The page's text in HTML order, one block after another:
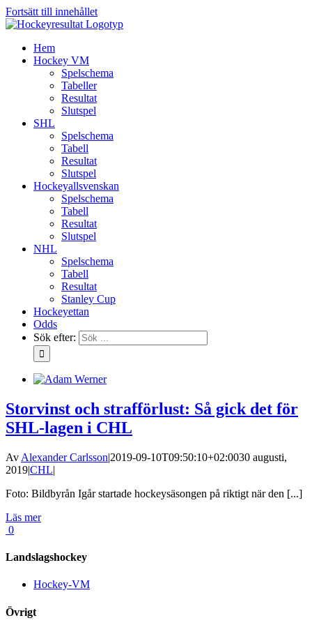
Fortsätt till innehållet
Hem
Hockey VM
Spelschema
Tabeller
Resultat
Slutspel
SHL
Spelschema
Tabell
Resultat
Slutspel
Hockeyallsvenskan
Spelschema
Tabell
Resultat
Slutspel
NHL
Spelschema
Tabell
Resultat
Stanley Cup
Hockeyettan
Odds
Sök efter:
Storvinst och strafförlust: Så gick det för
SHL-lagen i CHL
Av Alexander Carlsson|2019-09-10T09:50:10+02:0030 augusti,
2019|CHL|
Foto: Bildbyrån Igår startade hockeysäsongen på riktigt när den [...]
Läs mer
0
Landslagshockey
Hockey-VM
Övrigt